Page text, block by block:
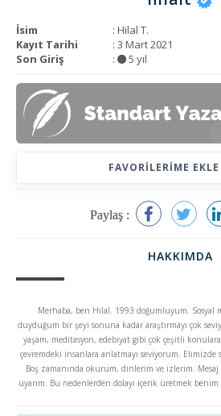
KURUMSAL
İsim
: Hilal T.
Kayıt Tarihi
: 3 Mart 2021
Son Giriş
: 5 yıl
FAVORILERIME EKLE
Paylaş :
HAKKIMDA
Merhaba, ben Hilal. 1993 doğumluyum. Sosyal
duyduğum bir şeyi sonuna kadar araştırmayı çok
yaşam, meditasyon, edebiyat gibi çok çeşitli
çevremdeki insanlara anlatmayı seviyorum. Elimizde
Boş zamanında okurum, dinlerim ve izlerim.
uyarım. Bu nedenlerden dolayı içerik üretmek